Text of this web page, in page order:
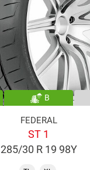
B
FEDERAL
ST 1
285/30 R 19 98Y